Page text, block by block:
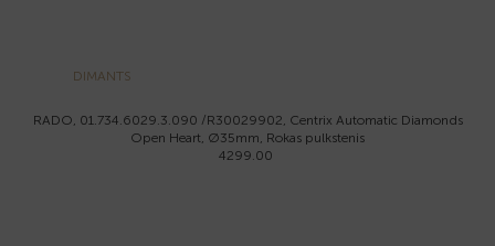
DIMANTS
RADO, 01.734.6029.3.090 /R30029902, Centrix Automatic Diamonds
Open Heart, Ø35mm, Rokas pulkstenis
4299.00